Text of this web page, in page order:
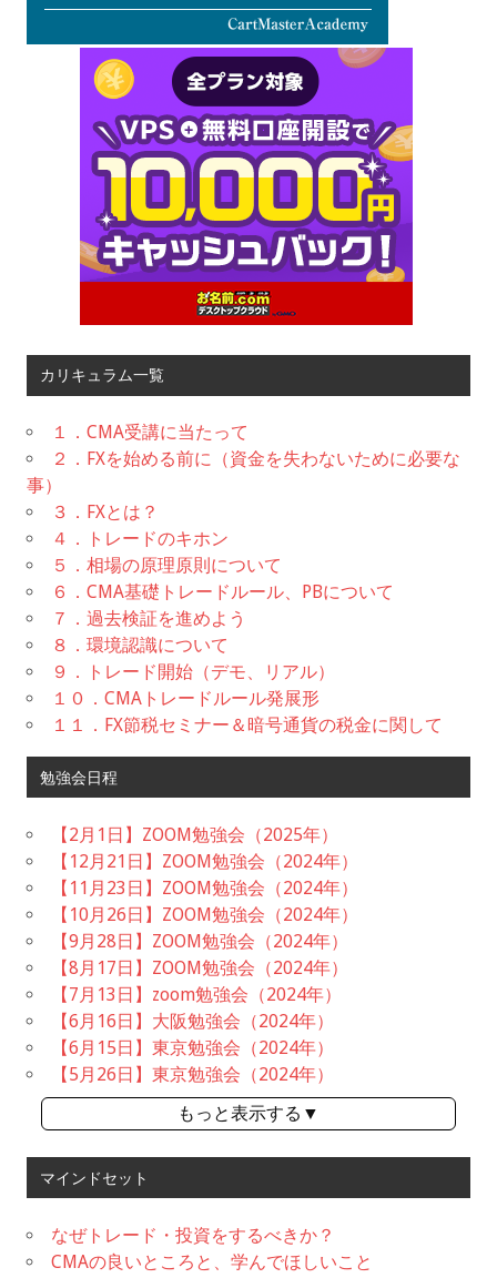
カリキュラム一覧
１．CMA受講に当たって
２．FXを始める前に（資金を失わないために必要な
事）
３．FXとは？
４．トレードのキホン
５．相場の原理原則について
６．CMA基礎トレードルール、PBについて
７．過去検証を進めよう
８．環境認識について
９．トレード開始（デモ、リアル）
１０．CMAトレードルール発展形
１１．FX節税セミナー＆暗号通貨の税金に関して
勉強会日程
【2月1日】ZOOM勉強会（2025年）
【12月21日】ZOOM勉強会（2024年）
【11月23日】ZOOM勉強会（2024年）
【10月26日】ZOOM勉強会（2024年）
【9月28日】ZOOM勉強会（2024年）
【8月17日】ZOOM勉強会（2024年）
【7月13日】zoom勉強会（2024年）
【6月16日】大阪勉強会（2024年）
【6月15日】東京勉強会（2024年）
【5月26日】東京勉強会（2024年）
もっと表示する▼
マインドセット
なぜトレード・投資をするべきか？
CMAの良いところと、学んでほしいこと